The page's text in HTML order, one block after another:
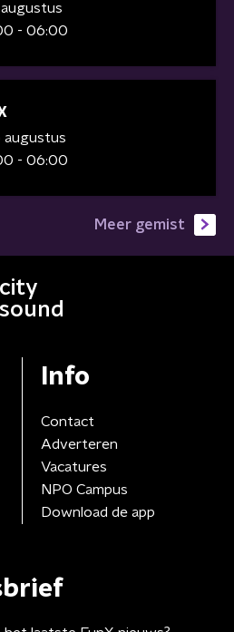
- 06:00
augustus
- 06:00
Meer gemist
Info
Contact
Adverteren
Vacatures
NPO Campus
Download de app